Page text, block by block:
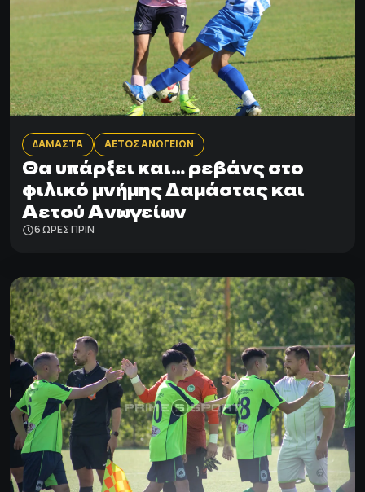
ΔΑΜΑΣΤΑ ΑΕΤΟΣ ΑΝΩΓΕΙΩΝ
Θα υπάρξει και… ρεβάνς στο
φιλικό μνήμης Δαμάστας και
Αετού Ανωγείων
6 ΩΡΕΣ ΠΡΙΝ